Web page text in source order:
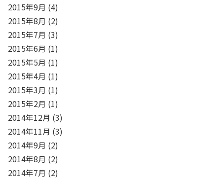
2015年9月 (4)
2015年8月 (2)
2015年7月 (3)
2015年6月 (1)
2015年5月 (1)
2015年4月 (1)
2015年3月 (1)
2015年2月 (1)
2014年12月 (3)
2014年11月 (3)
2014年9月 (2)
2014年8月 (2)
2014年7月 (2)